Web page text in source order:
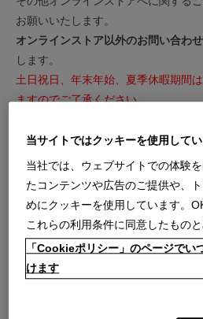
お願いいたします。
オンラインストア以外のお問い合わせ
します。
土日祝日、年末年始、夏季休暇期間
ますのでご了承ください。
※内容によっては回答を差し上げる
ございます。
※こちらのフォームからのセールス
す。
ご購入商品の張替え・補修・家具の
カスタマーサービスのお問い合わ
当サイトではクッキーを使用して
当社では、ウェブサイトでの体験
たコンテンツや広告のご提供や、
めにクッキーを使用しています。
これらの利用条件に同意したものと
「Cookieポリシー」のページでい
けます